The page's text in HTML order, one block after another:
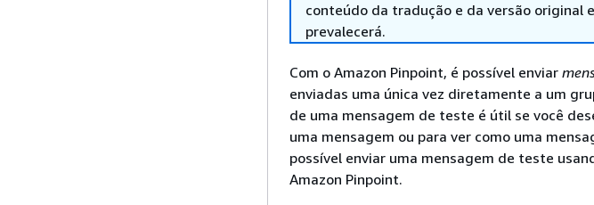
conteúdo da tradução e da versão original
prevalecerá.
Com o Amazon Pinpoint, é possível enviar
enviadas uma única vez diretamente a um
de uma mensagem de teste é útil se você
uma mensagem ou para ver como uma
possível enviar uma mensagem de teste
Amazon Pinpoint.